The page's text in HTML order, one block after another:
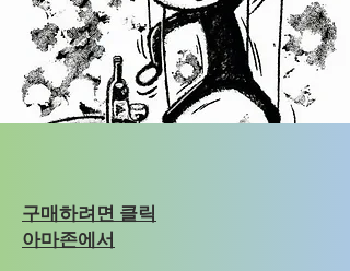
구매하려면 클릭
아마존에서